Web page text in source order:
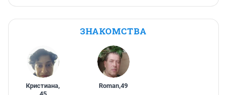
ЗНАКОМСТВА
Кристиана,
Roman,49